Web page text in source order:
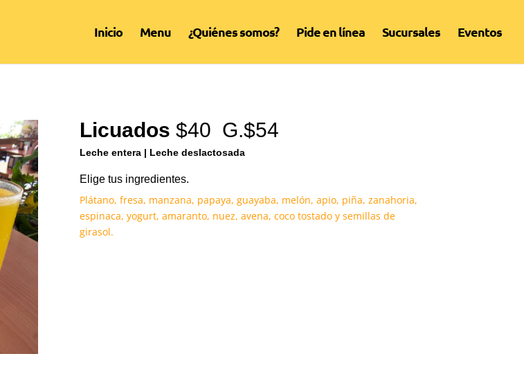
Inicio Menu ¿Quiénes somos? Pide en línea Sucursales Eventos
Licuados $40 G.$54
Leche entera | Leche deslactosada
Elige tus ingredientes.
Plátano, fresa, manzana, papaya, guayaba, melón, apio, piña, zanahoria,
espinaca, yogurt, amaranto, nuez, avena, coco tostado y semillas de
girasol.